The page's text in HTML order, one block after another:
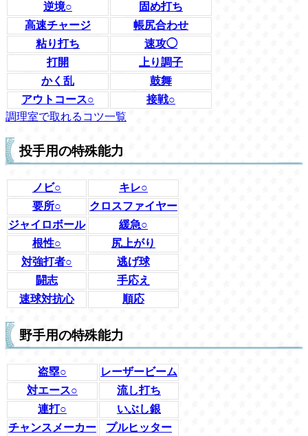
逆境○
固め打ち
高速チャージ
帳尻合わせ
粘り打ち
速攻◯
打開
上り調子
かく乱
鼓舞
アウトコース○
接戦○
調理室で取れるコツ一覧
投手用の特殊能力
ノビ○
キレ○
要所○
クロスファイヤー
ジャイロボール
緩急○
根性○
尻上がり
対強打者○
逃げ球
闘志
手応え
速球対抗心
順応
野手用の特殊能力
盗塁○
レーザービーム
対エース○
流し打ち
連打○
いぶし銀
チャンスメーカー
プルヒッター